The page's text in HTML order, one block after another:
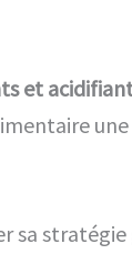
et
sa